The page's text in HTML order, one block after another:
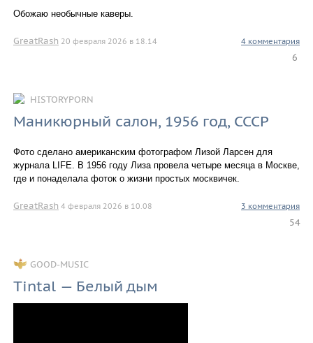
Обожаю необычные каверы.
GreatRash 20 февраля 2026 в 18.14 4 комментария
6
HISTORYPORN
Маникюрный салон, 1956 год, СССР
Фото сделано американским фотографом Лизой Ларсен для
журнала LIFE. В 1956 году Лиза провела четыре месяца в Москве,
где и понаделала фоток о жизни простых москвичек.
GreatRash 4 февраля 2026 в 10.08 3 комментария
54
GOOD-MUSIC
Tintal — Белый дым